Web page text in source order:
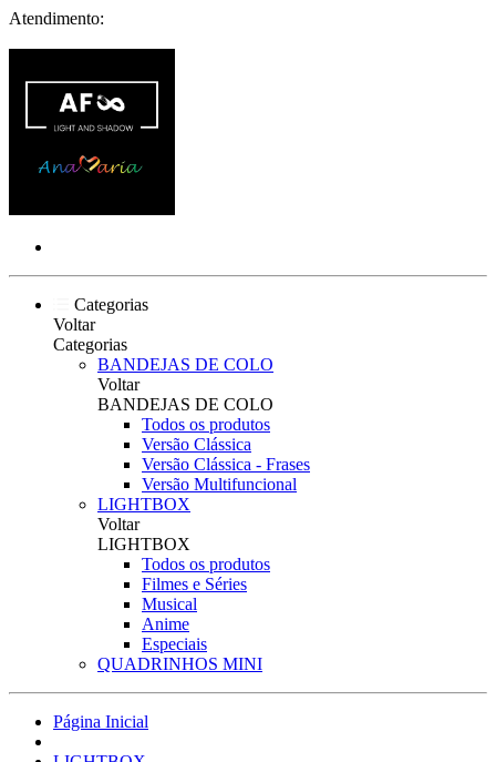
Atendimento:
Categorias
Voltar
Categorias
BANDEJAS DE COLO
Voltar
BANDEJAS DE COLO
Todos os produtos
Versão Clássica
Versão Clássica - Frases
Versão Multifuncional
LIGHTBOX
Voltar
LIGHTBOX
Todos os produtos
Filmes e Séries
Musical
Anime
Especiais
QUADRINHOS MINI
Página Inicial